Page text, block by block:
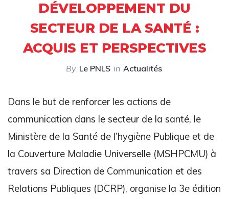
DÉVELOPPEMENT DU
SECTEUR DE LA SANTÉ :
ACQUIS ET PERSPECTIVES
By Le PNLS in Actualités
Dans le but de renforcer les actions de
communication dans le secteur de la santé, le
Ministère de la Santé de l’hygiène Publique et de
la Couverture Maladie Universelle (MSHPCMU) à
travers sa Direction de Communication et des
Relations Publiques (DCRP), organise la 3e édition